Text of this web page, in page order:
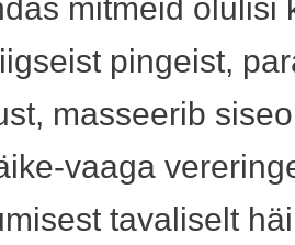
mitmeid olulisi
pingeist,
masseerib
vaaga
tavaliselt